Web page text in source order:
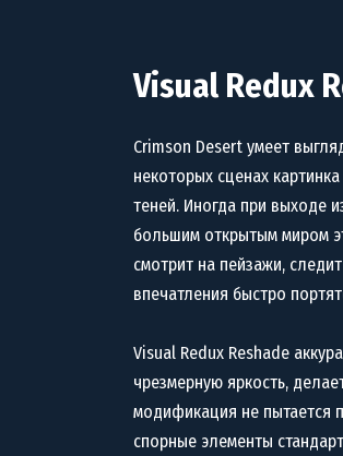
Visual Redux
Crimson Desert умеет
некоторых сценах
теней. Иногда при выходе
большим открытым миром
смотрит на пейзажи,
впечатления быстро
Visual Redux Reshade
чрезмерную яркость,
модификация не пытается
спорные элементы